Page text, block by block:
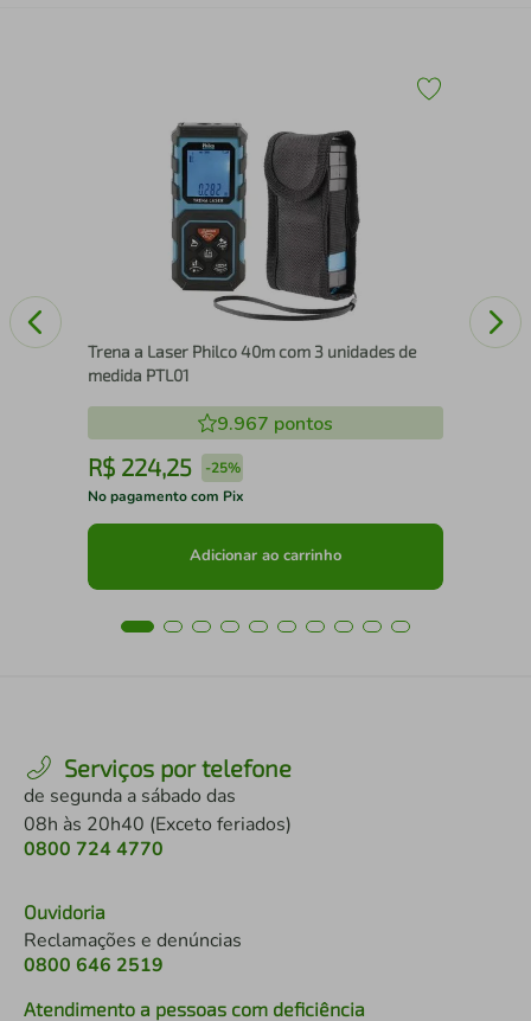
Trena a Laser Philco 40m com 3 unidades de
medida PTL01
9.967 pontos
R$ 224,25 -25%
No pagamento com Pix
Adicionar ao carrinho
Serviços por telefone
de segunda a sábado das
08h às 20h40 (Exceto feriados)
0800 724 4770
Ouvidoria
Reclamações e denúncias
0800 646 2519
Atendimento a pessoas com deficiência